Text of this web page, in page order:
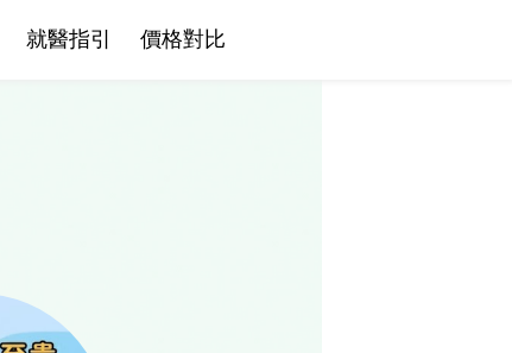
就醫指引 價格對比